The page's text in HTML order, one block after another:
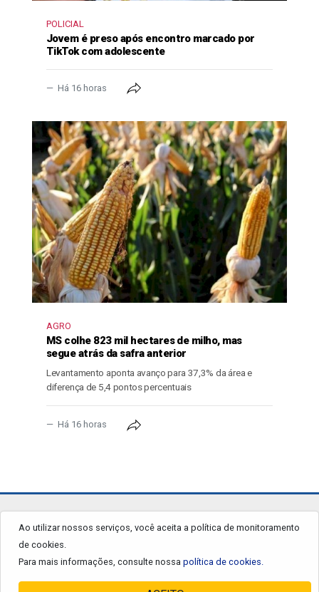
POLICIAL
Jovem é preso após encontro marcado por
TikTok com adolescente
Há 16 horas
AGRO
MS colhe 823 mil hectares de milho, mas
segue atrás da safra anterior
Levantamento aponta avanço para 37,3% da área e
diferença de 5,4 pontos percentuais
Há 16 horas
Ao utilizar nossos serviços, você aceita a política de monitoramento
de cookies.
Para mais informações, consulte nossa política de cookies.
jornalgrandourados.com.br